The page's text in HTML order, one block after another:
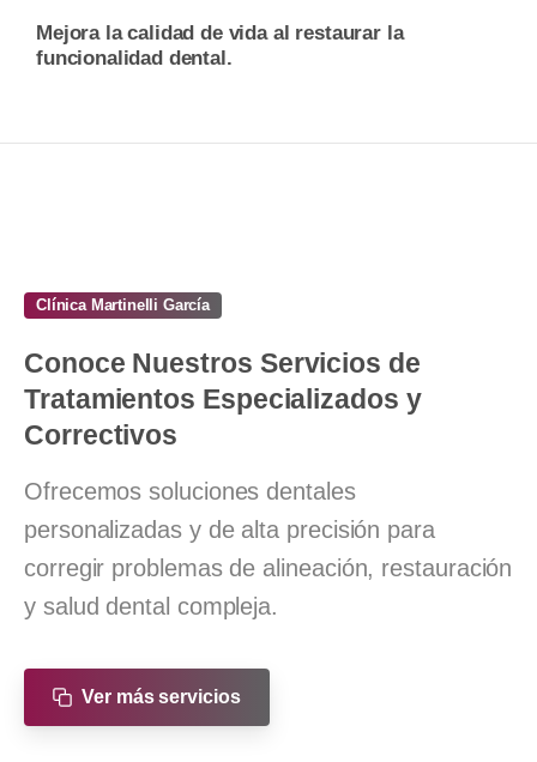
Mejora la calidad de vida al restaurar la
funcionalidad dental.
Clínica Martinelli García
Conoce Nuestros Servicios de
Tratamientos Especializados y
Correctivos
Ofrecemos soluciones dentales
personalizadas y de alta precisión para
corregir problemas de alineación, restauración
y salud dental compleja.
Ver más servicios